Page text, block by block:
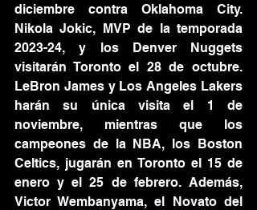
diciembre contra Oklahoma City.
Nikola Jokic, MVP de la temporada
2023-24, y los Denver Nuggets
visitarán Toronto el 28 de octubre.
LeBron James y Los Angeles Lakers
harán su única visita el 1 de
noviembre, mientras que los
campeones de la NBA, los Boston
Celtics, jugarán en Toronto el 15 de
enero y el 25 de febrero. Además,
Victor Wembanyama, el Novato del